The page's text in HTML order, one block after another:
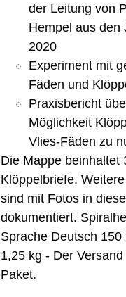
der Leitung von
Hempel aus den
2020
Experiment mit
Fäden und
Praxisbericht
Möglichkeit
Vlies-Fäden zu
Die Mappe beinhaltet
Klöppelbriefe.
sind mit Fotos in
dokumentiert.
Sprache Deutsch 150
1,25 kg - Der
Paket.